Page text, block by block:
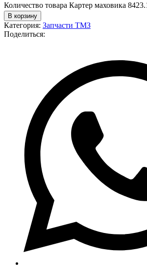
Количество товара Картер маховика
В корзину
Категория: Запчасти ТМЗ
Поделиться: